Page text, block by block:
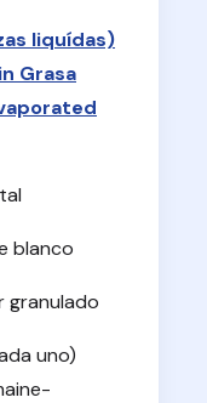
liquídas)
Grasa
blanco
granulado
uno)